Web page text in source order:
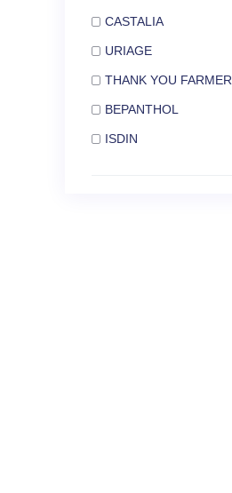
CASTALIA
URIAGE
THANK YOU FARMER
BEPANTHOL
ISDIN